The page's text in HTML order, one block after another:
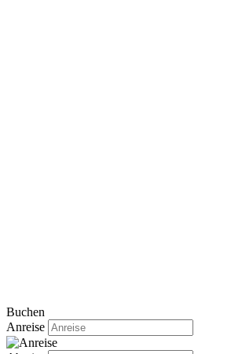
Buchen
Anreise